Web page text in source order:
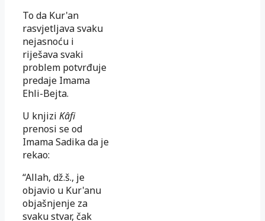
To da Kur'an
rasvjetljava svaku
nejasnoću i
riješava svaki
problem potvrđuje
predaje Imama
Ehli-Bejta.
U knjizi Kâfi
prenosi se od
Imama Sadika da je
rekao:
“Allah, dž.š., je
objavio u Kur'anu
objašnjenje za
svaku stvar, čak